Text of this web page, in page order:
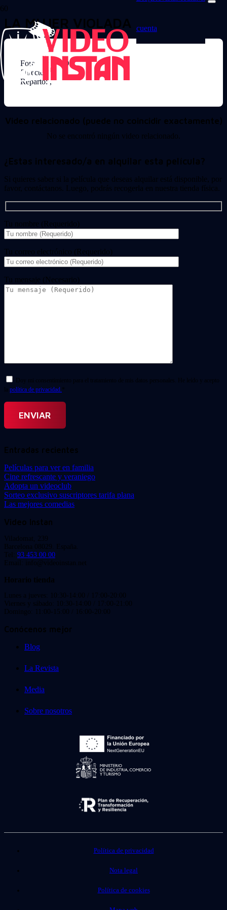
cuenta
LA MUJER VIOLADA
Formato: DVD
Director:
Reparto: ,
Video relacionado (puede no coincidir exactamente)
No se encontró ningún video relacionado.
¿Estas interesado/a en alquilar esta película?
Si quieres saber si la película que deseas alquilar está disponible, por
favor, contáctanos. Luego, podrás recogerla en nuestra tienda física.
Tu nombre (Requerido)
Tu correo electrónico (Requerido)
Tu mensaje (Necesario)
Doy mi consentimiento para el tratamiento de mis datos personales. He leído y acepto
la política de privacidad. *
Entradas recientes
Películas para ver en familia
Cine refrescante y veraniego
Adopta un videoclub
Sorteo exclusivo suscriptores tarifa plana
Las mejores comedias
Video Instan
Viladomat, 239
Barcelona 08029. España.
Tel: 93 453 00 00
Email: info@videoinstan.net
Horario tienda
Lunes a jueves: 10:30-14:00 / 17:00-20:00
Viernes y sábado: 10:30-14:00 / 17:00-21:00
Domingo: 11:00-15:00 / 16:00-20:00
Conócenos mejor
Blog
La Revista
Media
Sobre nosotros
Política de privacidad
Nota legal
Política de cookies